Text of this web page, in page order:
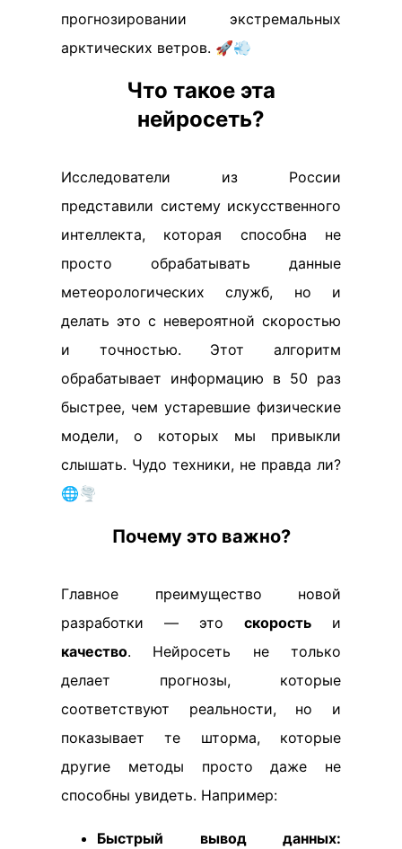
прогнозировании экстремальных
арктических ветров. 🚀💨
Что такое эта
нейросеть?
Исследователи из России
представили систему искусственного
интеллекта, которая способна не
просто обрабатывать данные
метеорологических служб, но и
делать это с невероятной скоростью
и точностью. Этот алгоритм
обрабатывает информацию в 50 раз
быстрее, чем устаревшие физические
модели, о которых мы привыкли
слышать. Чудо техники, не правда ли?
🌐🌪️
Почему это важно?
Главное преимущество новой
разработки — это скорость и
качество. Нейросеть не только
делает прогнозы, которые
соответствуют реальности, но и
показывает те шторма, которые
другие методы просто даже не
способны увидеть. Например:
Быстрый вывод данных: